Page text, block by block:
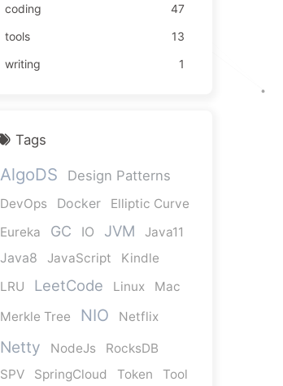
coding
47
tools
13
writing
1
Tags
AlgoDS Design Patterns
DevOps Docker
Elliptic Curve
Eureka
GC IO JVM
Java11
Java8
JavaScript
Kindle
LRU
LeetCode Linux
Mac
Merkle Tree
NIO Netflix
Netty NodeJs
RocksDB
SPV
SpringCloud Token
Tool